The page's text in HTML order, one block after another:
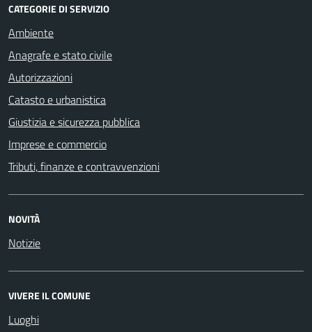
CATEGORIE DI SERVIZIO
Ambiente
Anagrafe e stato civile
Autorizzazioni
Catasto e urbanistica
Giustizia e sicurezza pubblica
Imprese e commercio
Tributi, finanze e contravvenzioni
NOVITÀ
Notizie
VIVERE IL COMUNE
Luoghi